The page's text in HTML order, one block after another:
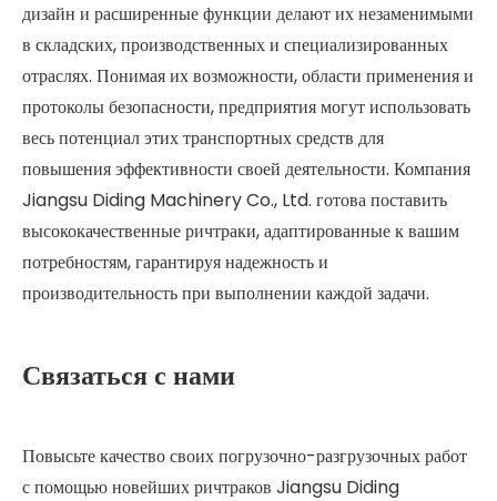
дизайн и расширенные функции делают их незаменимыми
в складских, производственных и специализированных
отраслях. Понимая их возможности, области применения и
протоколы безопасности, предприятия могут использовать
весь потенциал этих транспортных средств для
повышения эффективности своей деятельности. Компания
Jiangsu Diding Machinery Co., Ltd. готова поставить
высококачественные ричтраки, адаптированные к вашим
потребностям, гарантируя надежность и
производительность при выполнении каждой задачи.
Связаться с нами
Повысьте качество своих погрузочно-разгрузочных работ
с помощью новейших ричтраков Jiangsu Diding